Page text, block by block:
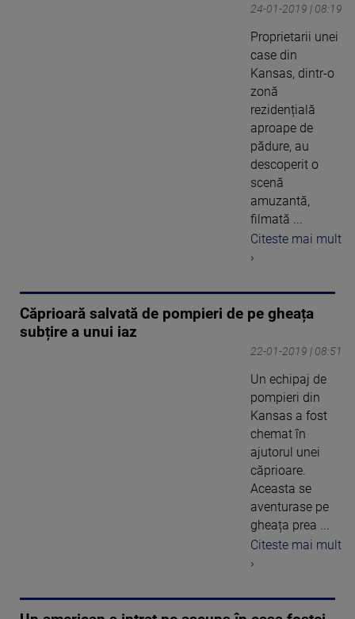
24-01-2019 | 08:19
Proprietarii unei
case din
Kansas, dintr-o
zonă
rezidențială
aproape de
pădure, au
descoperit o
scenă
amuzantă,
filmată ...
Citeste mai mult
›
Căprioară salvată de pompieri de pe gheața
subțire a unui iaz
22-01-2019 | 08:51
Un echipaj de
pompieri din
Kansas a fost
chemat în
ajutorul unei
căprioare.
Aceasta se
aventurase pe
gheața prea ...
Citeste mai mult
›